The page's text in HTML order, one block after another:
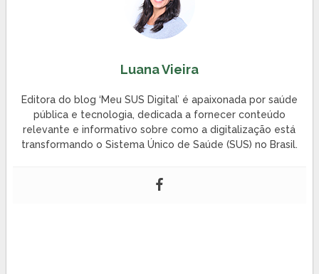
Luana Vieira
Editora do blog ‘Meu SUS Digital’ é apaixonada por saúde
pública e tecnologia, dedicada a fornecer conteúdo
relevante e informativo sobre como a digitalização está
transformando o Sistema Único de Saúde (SUS) no Brasil.